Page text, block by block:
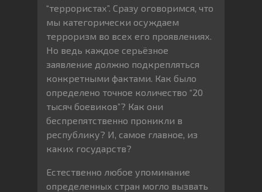
“террористах”. Сразу оговоримся, что
мы категорически осуждаем
терроризм во всех его проявлениях.
Но ведь каждое серьёзное
заявление должно подкрепляться
конкретными фактами. Как было
определено точное количество “20
тысяч боевиков”? Как они
беспрепятственно проникли в
республику? И, самое главное, из
каких государств?
Естественно любое упоминание
определенных стран могло вызвать